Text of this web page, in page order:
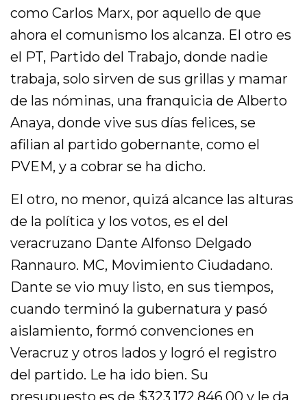
como Carlos Marx, por aquello de que
ahora el comunismo los alcanza. El otro es
el PT, Partido del Trabajo, donde nadie
trabaja, solo sirven de sus grillas y mamar
de las nóminas, una franquicia de Alberto
Anaya, donde vive sus días felices, se
afilian al partido gobernante, como el
PVEM, y a cobrar se ha dicho.
El otro, no menor, quizá alcance las alturas
de la política y los votos, es el del
veracruzano Dante Alfonso Delgado
Rannauro. MC, Movimiento Ciudadano.
Dante se vio muy listo, en sus tiempos,
cuando terminó la gubernatura y pasó
aislamiento, formó convenciones en
Veracruz y otros lados y logró el registro
del partido. Le ha ido bien. Su
presupuesto es de $323,172,846.00 y le da